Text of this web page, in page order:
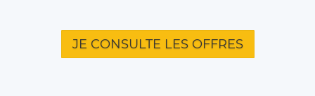
JE CONSULTE LES OFFRES